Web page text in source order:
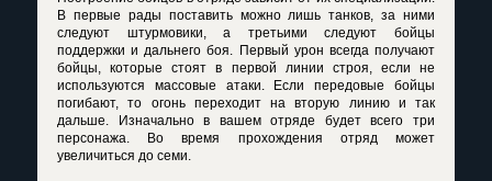
В первые рады поставить можно лишь танков, за ними
следуют штурмовики, а третьими следуют бойцы
поддержки и дальнего боя. Первый урон всегда получают
бойцы, которые стоят в первой линии строя, если не
используются массовые атаки. Если передовые бойцы
погибают, то огонь переходит на вторую линию и так
дальше. Изначально в вашем отряде будет всего три
персонажа. Во время прохождения отряд может
увеличиться до семи.